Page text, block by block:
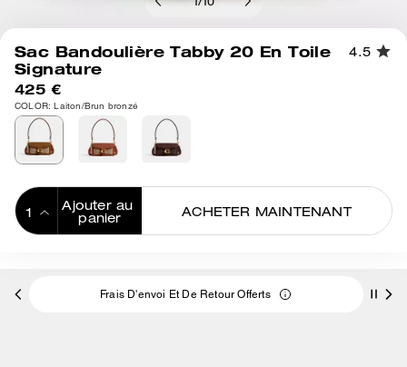
1/ 10
Sac Bandoulière Tabby 20 En Toile
Signature
4.5
425 €
COLOR: Laiton/Brun bronzé
Ajouter au
panier
ACHETER MAINTENANT
Frais D'envoi Et De Retour Offerts